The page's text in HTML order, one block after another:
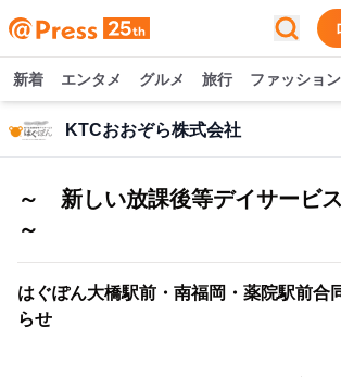
新着 エンタメ グルメ 旅行 ファッショ
KTCおおぞら株式会社
～ 新しい放課後等デイサービ
～
はぐぽん大橋駅前・南福岡・薬院駅前合
らせ